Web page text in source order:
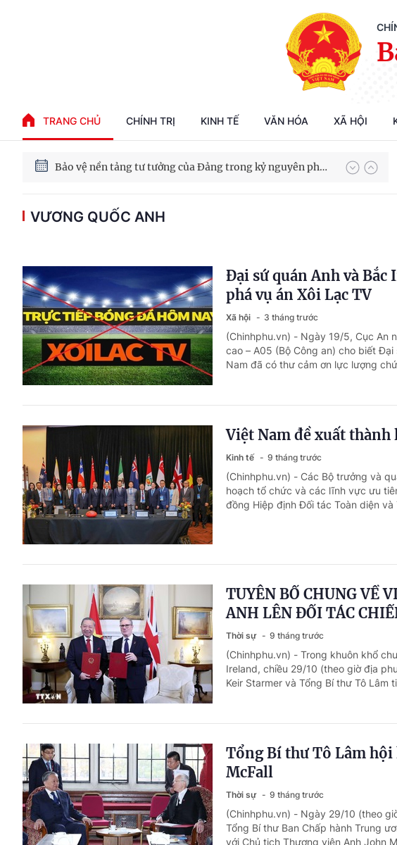
TRANG CHỦ CHÍNH TRỊ KINH TẾ VĂN HÓA XÃ HỘI
100 ngày xử lý các điểm nghẽn về chuyển đổi số
Bảo vệ nền tảng tư tưởng của Đảng trong kỷ nguyên phát triển mới
Phát triển kinh tế nhà nước trong kỷ nguyên mới
VƯƠNG QUỐC ANH
Đại sứ quán Anh và
phá vụ án Xôi Lạc TV
Xã hội 3 tháng trước
(Chinhphu.vn) - Ngày 19/5, Cục An
cao – A05 (Bộ Công an) cho biết
Nam đã có thư cảm ơn lực lượng
Việt Nam đề xuất thành
Kinh tế 9 tháng trước
(Chinhphu.vn) - Các Bộ trưởng và
hoạch tổ chức và các lĩnh vực ưu
đồng Hiệp định Đối tác Toàn diện
TUYÊN BỐ CHUNG VỀ
ANH LÊN ĐỐI TÁC
Thời sự 9 tháng trước
(Chinhphu.vn) - Trong khuôn khổ
Ireland, chiều 29/10 (theo giờ địa
Keir Starmer và Tổng Bí thư Tô Lâm
Tổng Bí thư Tô Lâm
McFall
Thời sự 9 tháng trước
(Chinhphu.vn) - Ngày 29/10 (theo
Tổng Bí thư Ban Chấp hành Trung
với Chủ tịch Thượng viện Anh John